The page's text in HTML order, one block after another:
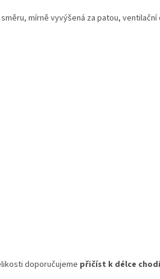
mírně vyvýšená za patou,
doporučujeme přičíst k délce